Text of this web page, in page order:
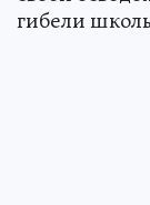
гибели